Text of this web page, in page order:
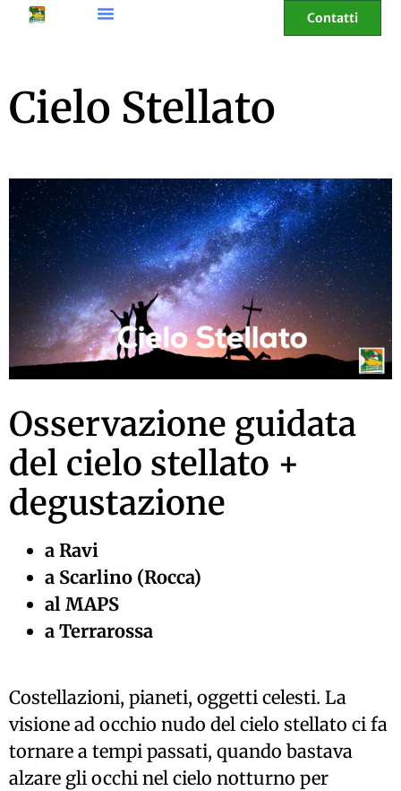
Contatti
Cielo Stellato
Osservazione guidata
del cielo stellato +
degustazione
a Ravi
a Scarlino (Rocca)
al MAPS
a Terrarossa
Costellazioni, pianeti, oggetti celesti. La
visione ad occhio nudo del cielo stellato ci fa
tornare a tempi passati, quando bastava
alzare gli occhi nel cielo notturno per